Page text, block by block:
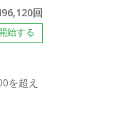
回
始する
を超え